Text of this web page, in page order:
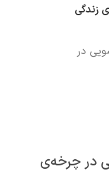
زندگی
در چرخه‌ی